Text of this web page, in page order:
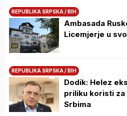
REPUBLIKA SRPSKA / BIH
Ambasada
Licemjerje u
REPUBLIKA SRPSKA / BIH
Dodik: Helez
priliku koristi
Srbima